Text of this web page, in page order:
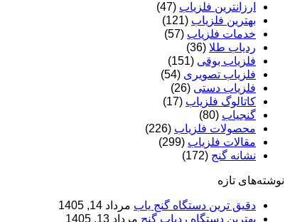
ارزانترین فلزیاب (47)
بهترین فلزیاب (121)
خدمات فلزیاب (57)
ردیاب طلا (36)
فلزیاب بوقی (151)
فلزیاب تصویری (54)
فلزیاب دستی (26)
کاتالوگ فلزیاب (17)
گنجیاب (80)
محصولات فلزیاب (226)
مقالات فلزیاب (299)
نشانه گنج (172)
نوشته‌های تازه
دقیق ترین دستگاه گنج یاب مرداد 14, 1405
بهترین دستگاه ردیاب گنج مرداد 13, 1405